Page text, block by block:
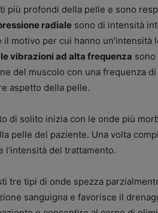
più profondi della pelle e sono
radiale sono di intensità
il motivo per cui hanno
le vibrazioni ad alta frequenza
del muscolo con una frequenza
aspetto della pelle.
di solito inizia con le onde più
pelle del paziente. Una volta
l’intensità del trattamento.
tre tipi di onde spezza
sanguigna e favorisce il